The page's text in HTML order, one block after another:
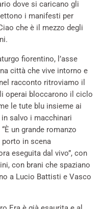
dove si caricano gli
i manifesti per
che è il mezzo degli
fiorentino, l’asse
città che vive intorno e
racconto ritroviamo il
operai bloccarono il ciclo
le tute blu insieme ai
salvo i macchinari
un grande romanzo
in scena
eseguita dal vivo”, con
con brani che spaziano
a Lucio Battisti e Vasco